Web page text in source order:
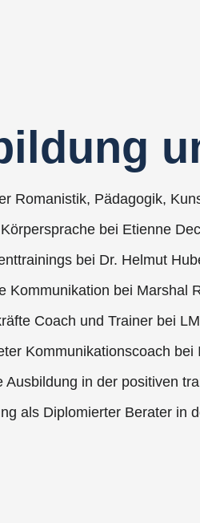
Romanistik, Pädagogik,
bei Etienne
bei Dr. Helmut
Kommunikation bei Marshal
Coach und Trainer bei
Kommunikationscoach bei
Ausbildung in der positiven
als Diplomierter Berater in